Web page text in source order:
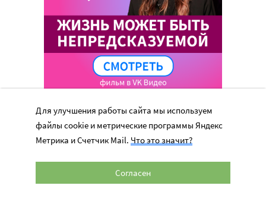
наличии активной гиперссылки на оригинал материала на сайте
Для улучшения работы сайта мы используем
файлы cookie и метрические программы Яндекс
Метрика и Счетчик Mail. Что это значит?
Согласен